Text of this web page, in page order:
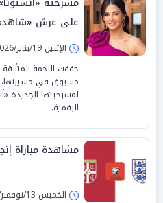
على عرش
الإثنين 19/يناير/2026 - 08:57 م
حققت النجمة المتألقة
مسبوق في
لمسرحيتها الجديدة
الرقمية.
مشاهدة مباراة
الخميس 13/نوفمبر/2025 - 09:12 م